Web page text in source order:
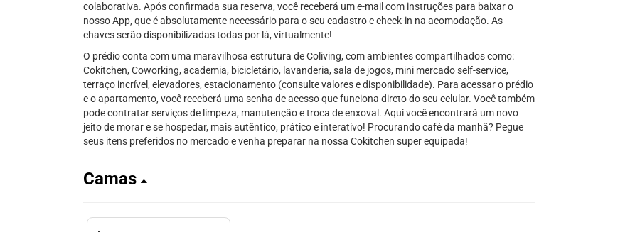
colaborativa. Após confirmada sua reserva, você receberá um e-mail com instruções para baixar o
nosso App, que é absolutamente necessário para o seu cadastro e check-in na acomodação. As
chaves serão disponibilizadas todas por lá, virtualmente!
O prédio conta com uma maravilhosa estrutura de Coliving, com ambientes compartilhados como:
Cokitchen, Coworking, academia, bicicletário, lavanderia, sala de jogos, mini mercado self-service,
terraço incrível, elevadores, estacionamento (consulte valores e disponibilidade). Para acessar o prédio
e o apartamento, você receberá uma senha de acesso que funciona direto do seu celular. Você também
pode contratar serviços de limpeza, manutenção e troca de enxoval. Aqui você encontrará um novo
jeito de morar e se hospedar, mais autêntico, prático e interativo! Procurando café da manhã? Pegue
seus itens preferidos no mercado e venha preparar na nossa Cokitchen super equipada!
Camas